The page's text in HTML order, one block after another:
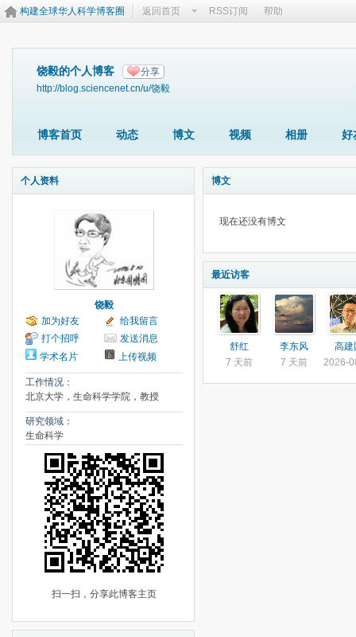
构建全球华人科学博客圈 返回首页 RSS订阅 帮助
饶毅的个人博客 分享
http://blog.sciencenet.cn/u/饶毅
博客首页 动态 博文 视频 相册 好
个人资料
饶毅
加为好友
给我留言
打个招呼
发送消息
学术名片
上传视频
工作情况：
北京大学，生命科学学院，教授
研究领域：
生命科学
扫一扫，分享此博客主页
博文
现在还没有博文
最近访客
舒红
7 天前
李东风
7 天前
高建
2026-